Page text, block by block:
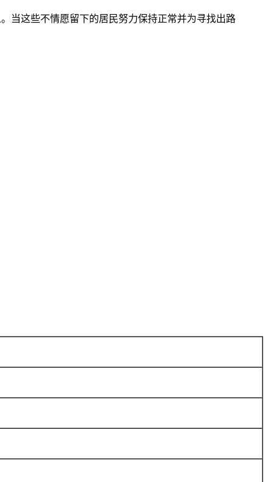
当这些不情愿留下的居民努力保持正常并为寻找出路